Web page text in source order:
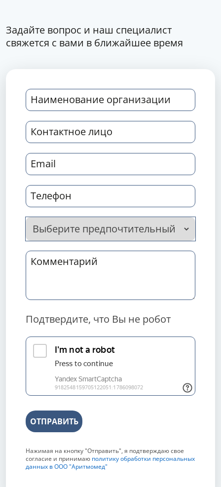
Задайте вопрос и наш специалист
свяжется с вами в ближайшее время
Подтвердите, что Вы не робот
ОТПРАВИТЬ
Нажимая на кнопку "Отправить", я подтверждаю свое
согласие и принимаю политику обработки персональных
данных в ООО "Аритмомед"